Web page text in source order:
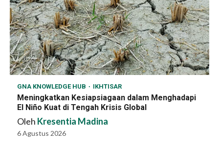
GNA KNOWLEDGE HUB IKHTISAR
Meningkatkan Kesiapsiagaan dalam Menghadapi
El Niño Kuat di Tengah Krisis Global
Oleh Kresentia Madina
6 Agustus 2026